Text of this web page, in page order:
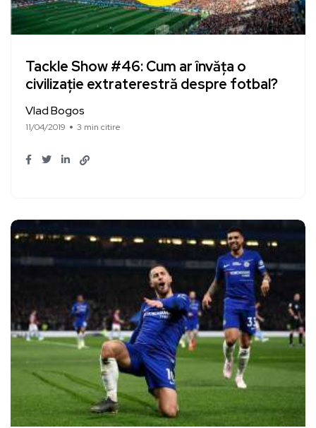
Tackle Show #46: Cum ar învăța o
civilizație extraterestră despre fotbal?
Vlad Bogos
11/04/2019 3 min citire